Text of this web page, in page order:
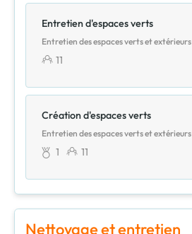
Entretien d'espaces verts
Entretien des espaces verts et extérieurs
11
Création d'espaces verts
Entretien des espaces verts et extérieurs
1 11
Nettoyage et entretien